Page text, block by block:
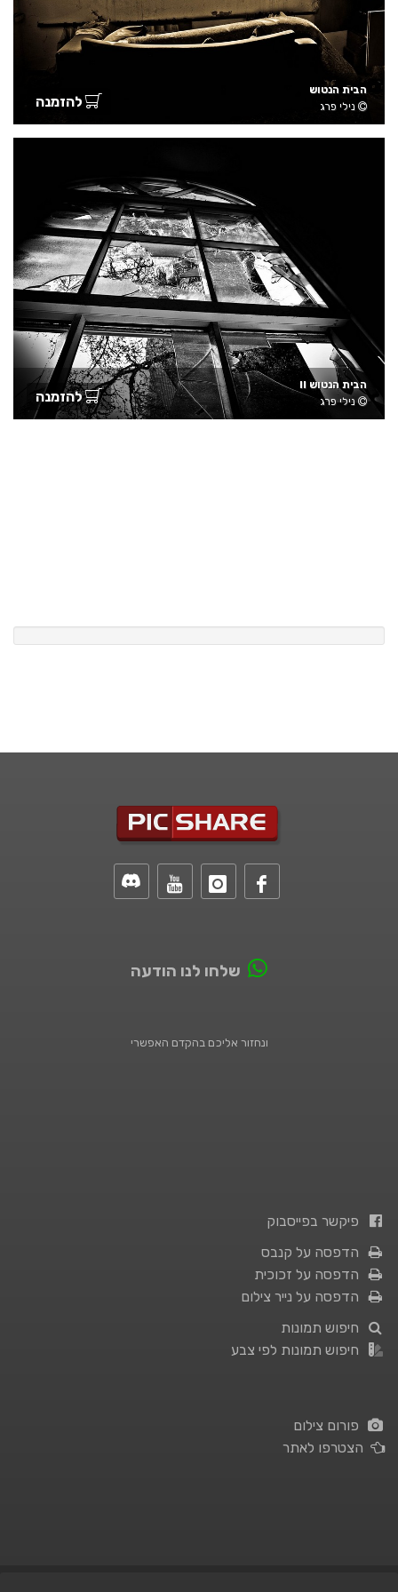
הבית הנטוש
נילי פרג
להזמנה
הבית הנטוש II
נילי פרג
להזמנה
שלחו לנו הודעה
ונחזור אליכם בהקדם האפשרי
פיקשר בפייסבוק
הדפסה על קנבס
הדפסה על זכוכית
הדפסה על נייר צילום
חיפוש תמונות
חיפוש תמונות לפי צבע
פורום צילום
הצטרפו לאתר